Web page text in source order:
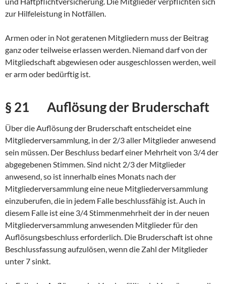
zur Hilfeleistung in Notfällen.
Armen oder in Not geratenen Mitgliedern muss der Beitrag
ganz oder teilweise erlassen werden. Niemand darf von der
Mitgliedschaft abgewiesen oder ausgeschlossen werden, weil
er arm oder bedürftig ist.
§ 21 Auflösung der Bruderschaft
Über die Auflösung der Bruderschaft entscheidet eine
Mitgliederversammlung, in der 2/3 aller Mitglieder anwesend
sein müssen. Der Beschluss bedarf einer Mehrheit von 3/4 der
abgegebenen Stimmen. Sind nicht 2/3 der Mitglieder
anwesend, so ist innerhalb eines Monats nach der
Mitgliederversammlung eine neue Mitgliederversammlung
einzuberufen, die in jedem Falle beschlussfähig ist. Auch in
diesem Falle ist eine 3/4 Stimmenmehrheit der in der neuen
Mitgliederversammlung anwesenden Mitglieder für den
Auflösungsbeschluss erforderlich. Die Bruderschaft ist ohne
Beschlussfassung aufzulösen, wenn die Zahl der Mitglieder
unter 7 sinkt.